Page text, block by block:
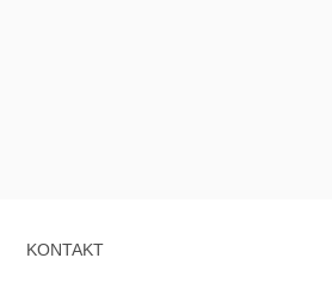
KONTAKT